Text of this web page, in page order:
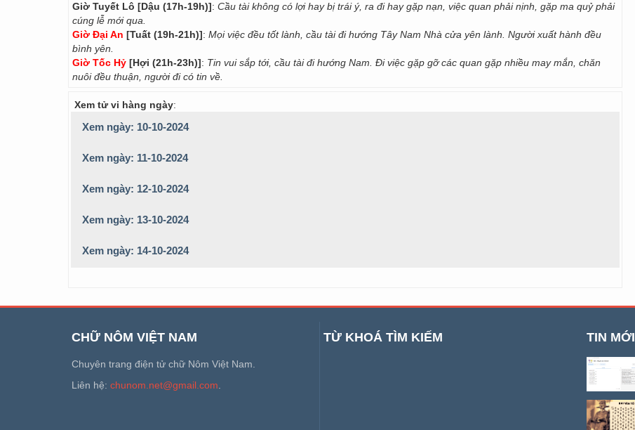
Giờ Tuyết Lô [Dậu (17h-19h)]: Cầu tài không có lợi hay bị trái ý, ra đi hay gặp nạn, việc quan phải nịnh, gặp ma quỷ phải
cúng lễ mới qua.
Giờ Đại An [Tuất (19h-21h)]: Mọi việc đều tốt lành, cầu tài đi hướng Tây Nam Nhà cửa yên lành. Người xuất hành đều
bình yên.
Giờ Tốc Hỷ [Hợi (21h-23h)]: Tin vui sắp tới, cầu tài đi hướng Nam. Đi việc gặp gỡ các quan gặp nhiều may mắn, chăn
nuôi đều thuận, người đi có tin về.
Xem tử vi hàng ngày:
Xem ngày: 10-10-2024
Xem ngày: 11-10-2024
Xem ngày: 12-10-2024
Xem ngày: 13-10-2024
Xem ngày: 14-10-2024
CHỮ NÔM VIỆT NAM
Chuyên trang điện tử chữ Nôm Việt Nam.
Liên hệ: chunom.net@gmail.com
TỪ KHOÁ TÌM KIẾM TIN MỚI